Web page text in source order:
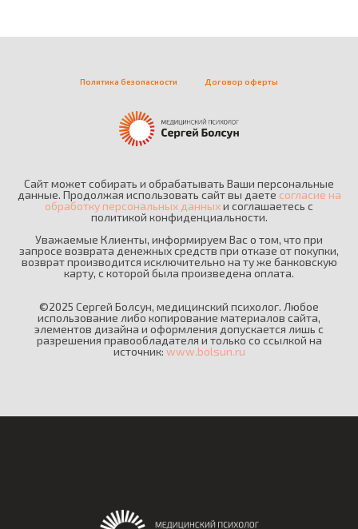
Политика безопасности Договор оферты
Сайт может собирать и обрабатывать Ваши персональные
данные. Продолжая использовать сайт вы даете согласие на
обработку персональных данныхи соглашаетесь c
политикой конфиденциальности.
Уважаемые Клиенты, информируем Вас о том, что при
запросе возврата денежных средств при отказе от покупки,
возврат производится исключительно на ту же банковскую
карту, с которой была произведена оплата.
©2025 Сергей Болсун, медицинский психолог. Любое
использование либо копирование материалов сайта,
элементов дизайна и оформления допускается лишь с
разрешения правообладателя и только со ссылкой на
источник: www.bolsun.ru